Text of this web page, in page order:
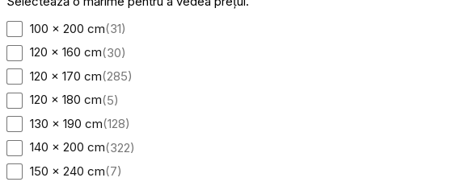
100 x 200 cm(31)
120 x 160 cm(30)
120 x 170 cm(285)
120 x 180 cm(5)
130 x 190 cm(128)
140 x 200 cm(322)
150 x 240 cm(7)